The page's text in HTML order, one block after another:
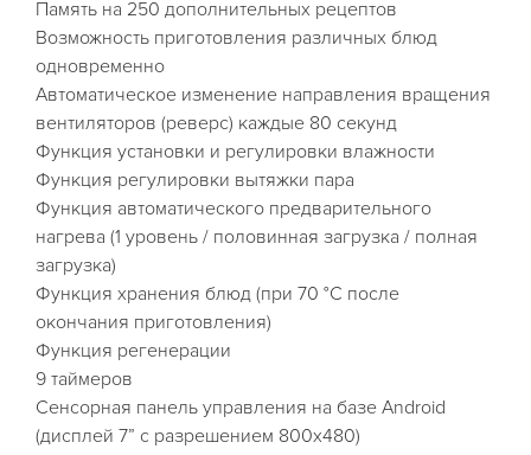
Память на 250 дополнительных рецептов
Возможность приготовления различных блюд
одновременно
Автоматическое изменение направления вращения
вентиляторов (реверс) каждые 80 секунд
Функция установки и регулировки влажности
Функция регулировки вытяжки пара
Функция автоматического предварительного
нагрева (1 уровень / половинная загрузка / полная
загрузка)
Функция хранения блюд (при 70 °C после
окончания приготовления)
Функция регенерации
9 таймеров
Сенсорная панель управления на базе Android
(дисплей 7” с разрешением 800х480)